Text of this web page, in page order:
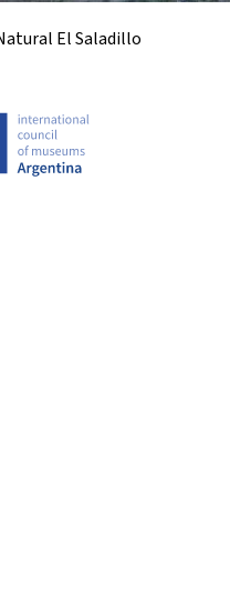
El Saladillo